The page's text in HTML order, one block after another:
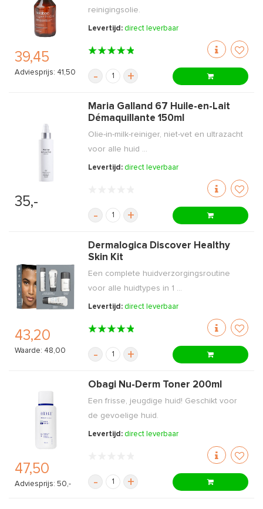
39,45
Adviesprijs: 41,50
reinigingsolie.
Levertijd: direct leverbaar
- +
35,-
Maria Galland 67 Huile-en-Lait
Démaquillante 150ml
Olie-in-milk-reiniger, niet-vet en ultrazacht
voor alle huid ...
Levertijd: direct leverbaar
- +
43,20
Waarde: 48,00
Dermalogica Discover Healthy
Skin Kit
Een complete huidverzorgingsroutine
voor alle huidtypes in 1 ...
Levertijd: direct leverbaar
- +
47,50
Adviesprijs: 50,-
Obagi Nu-Derm Toner 200ml
Een frisse, jeugdige huid! Geschikt voor
de gevoelige huid.
Levertijd: direct leverbaar
- +